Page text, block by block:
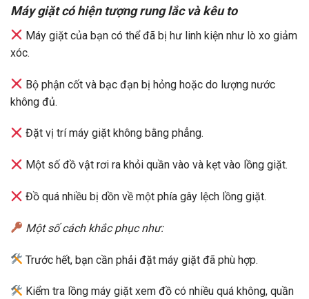
Máy giặt có hiện tượng rung lắc và kêu to
Máy giặt của bạn có thể đã bị hư linh kiện như lò xo giảm
xóc.
Bộ phận cốt và bạc đạn bị hỏng hoặc do lượng nước
không đủ.
Đặt vị trí máy giặt không bằng phẳng.
Một số đồ vật rơi ra khỏi quần vào và kẹt vào lồng giặt.
Đồ quá nhiều bị dồn về một phía gây lệch lồng giặt.
Một số cách khắc phục như:
Trước hết, bạn cần phải đặt máy giặt đã phù hợp.
Kiểm tra lồng máy giặt xem đồ có nhiều quá không, quần